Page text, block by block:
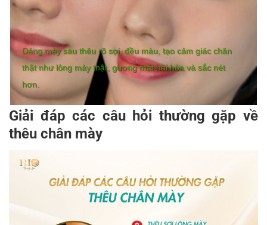
Dáng mày sau thêu rõ sợi, đều màu, tạo cảm giác chân
thật như lông mày thật, gương mặt hài hòa và sắc nét
hơn.
Giải đáp các câu hỏi thường gặp về
thêu chân mày